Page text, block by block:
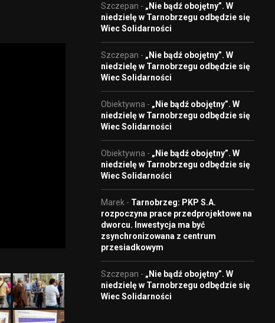
Szczepan - „Nie bądź obojętny”. W
niedzielę w Tarnobrzegu odbędzie się
Wiec Solidarności
Szczepan - „Nie bądź obojętny”. W
niedzielę w Tarnobrzegu odbędzie się
Wiec Solidarności
Obiektywna - „Nie bądź obojętny”. W
niedzielę w Tarnobrzegu odbędzie się
Wiec Solidarności
Obiektywna - „Nie bądź obojętny”. W
niedzielę w Tarnobrzegu odbędzie się
Wiec Solidarności
Marek - Tarnobrzeg: PKP S.A.
rozpoczyna prace przedprojektowe na
dworcu. Inwestycja ma być
zsynchronizowana z centrum
przesiadkowym
Szczepan - „Nie bądź obojętny”. W
niedzielę w Tarnobrzegu odbędzie się
Wiec Solidarności